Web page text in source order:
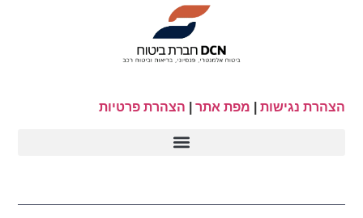
הצהרת נגישות מפת אתר הצהרת פרטיות